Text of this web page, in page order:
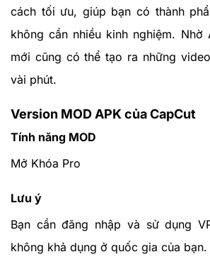
cách tối ưu, giúp bạn có thành
không cần nhiều kinh nghiệm. Nhờ
mới cũng có thể tạo ra những
vài phút.
Version MOD APK của CapCut
Tính năng MOD
Mở Khóa Pro
Lưu ý
Bạn cần đăng nhập và sử dụng
không khả dụng ở quốc gia của bạn.